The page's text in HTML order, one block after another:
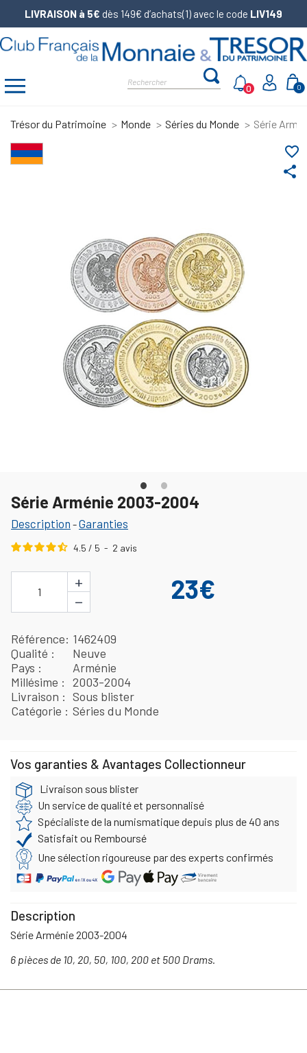
LIVRAISON à 5€ dès 149€ d’achats(1) avec le code LIV149
0
0
Trésor du Patrimoine Monde Séries du Monde Série
share
favorite_border
Série Arménie 2003-2004
Description -Garanties
4.5 / 5 - 2 avis
1
+
−
23€
Référence 1462409
Qualité
Neuve
Pays
Arménie
Millésime
2003-2004
Livraison
Sous blister
Catégorie
Séries du Monde
Vos garanties & Avantages Collectionneur
Livraison sous blister
Un service de qualité et personnalisé
Spécialiste de la numismatique depuis plus de 40 ans
Satisfait ou Remboursé
Une sélection rigoureuse par des experts confirmés
Description
Série Arménie 2003-2004
6 pièces de 10, 20, 50, 100, 200 et 500 Drams.